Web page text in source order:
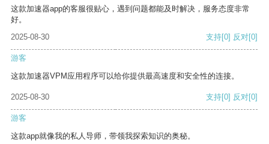
这款加速器app的客服很贴心，遇到问题都能及时解决，服务态度非常
好。
2025-08-30
支持[0] 反对[0]
游客
这款加速器VPM应用程序可以给你提供最高速度和安全性的连接。
2025-08-30 支持[0] 反对[0]
游客
这款app就像我的私人导师，带领我探索知识的奥秘。